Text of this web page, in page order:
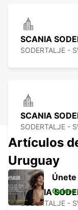
SCANIA
SODERTALJE -
SCANIA
SODERTALJE -
SCANIA
SODERTALJE -
Artículos
Uruguay
Únete
Quiero